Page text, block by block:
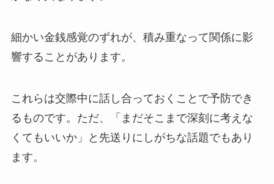
細かい金銭感覚のずれが、積み重なって関係に影
響することがあります。
これらは交際中に話し合っておくことで予防でき
るものです。ただ、「まだそこまで深刻に考えな
くてもいいか」と先送りにしがちな話題でもあり
ます。